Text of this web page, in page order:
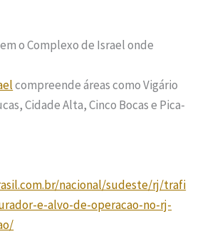
o Complexo de Israel onde
compreende áreas como Vigário
Cidade Alta, Cinco Bocas e Pica-
nacional/sudeste/rj/trafi
e-alvo-de-operacao-no-rj-